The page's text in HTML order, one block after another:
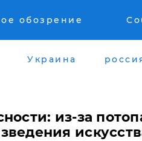
обозрение
Украина
из-за